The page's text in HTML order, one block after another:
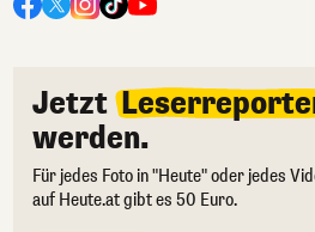
Jetzt
werden.
Für jedes Foto in "Heute" oder jedes
auf Heute.at gibt es 50 Euro.